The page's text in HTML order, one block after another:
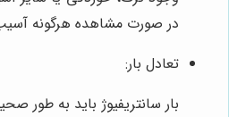
در صورت مشاهده هرگونه
تعادل بار:
بار سانتریفیوژ باید به طور